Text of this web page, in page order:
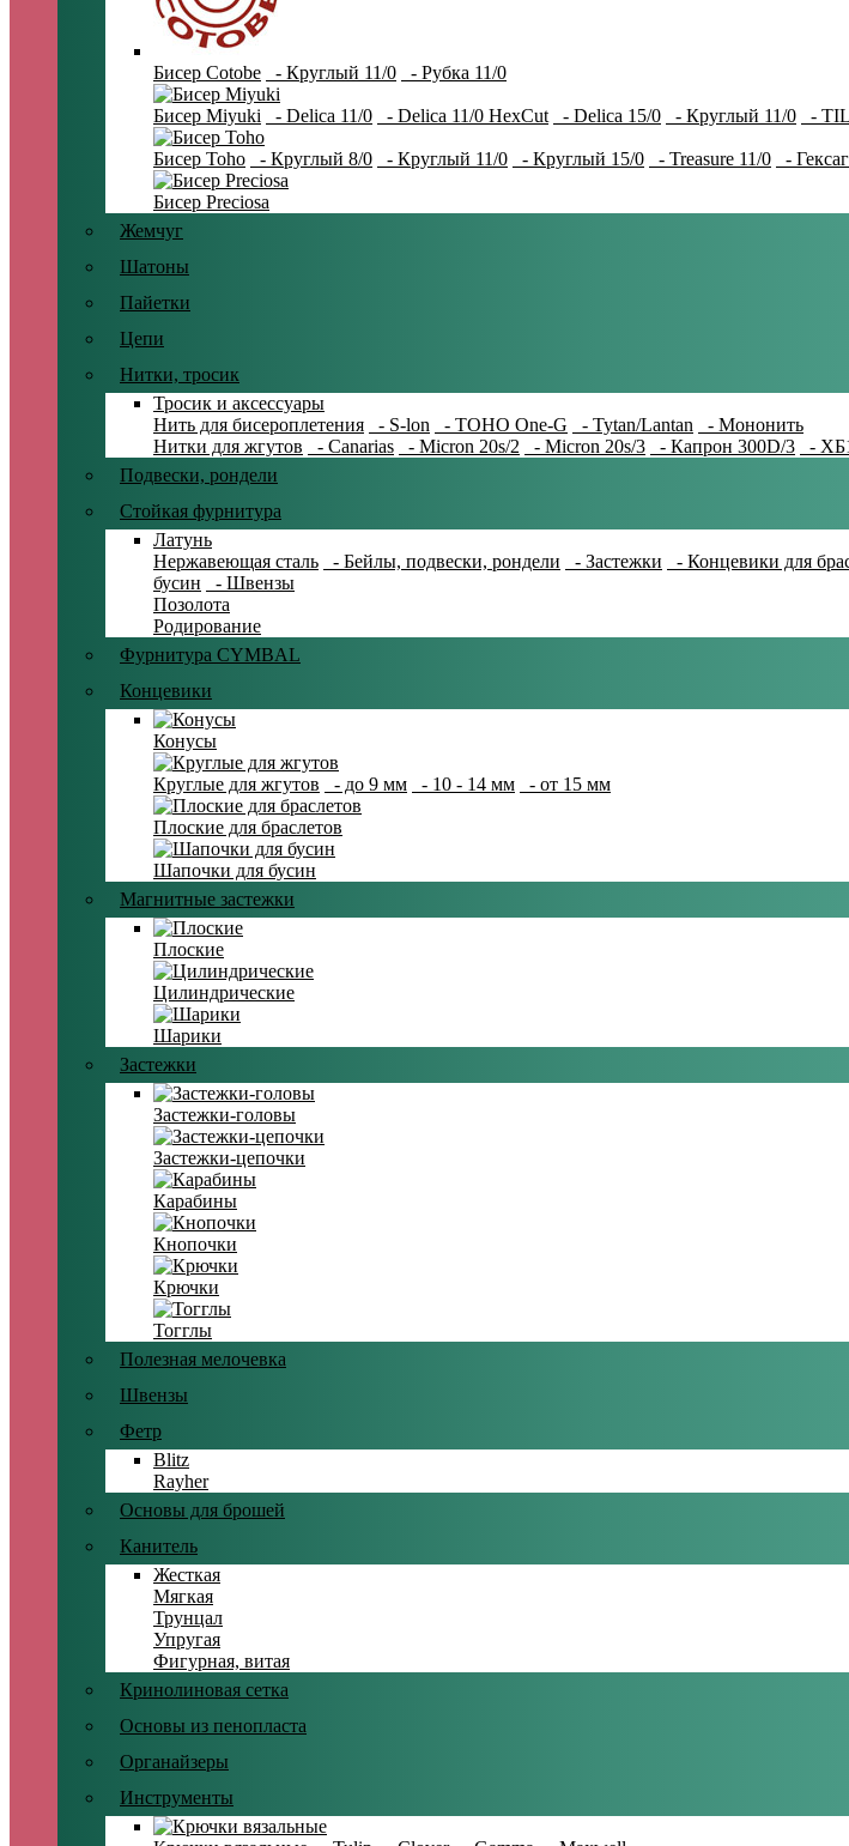
Бисер Cotobe - Круглый 11/0 - Рубка 11/0
Бисер Miyuki - Delica 11/0 - Delica 11/0 HexCut - Delica 15/0 - Круглый 11/0 -
Бисер Toho - Круглый 8/0 - Круглый 11/0 - Круглый 15/0 - Treasure 11/0 -
Бисер Preciosa
Жемчуг
Шатоны
Пайетки
Цепи
Нитки, тросик
Тросик и аксессуары
Нить для бисероплетения
- S-lon - TOHO One-G - Tytan/Lantan
- Мононить
Нитки для жгутов
- Canarias - Micron 20s/2 - Micron 20s/3 - Капрон 300D/3 -
Подвески, рондели
Стойкая фурнитура
Латунь
Нержавеющая сталь
- Бейлы, подвески, рондели - Застежки - Концевики для
бусин
- Швензы
Позолота
Родирование
Фурнитура CYMBAL
Концевики
Конусы
Круглые для жгутов - до 9 мм - 10 - 14 мм - от 15 мм
Плоские для браслетов
Шапочки для бусин
Магнитные застежки
Плоские
Цилиндрические
Шарики
Застежки
Застежки-головы
Застежки-цепочки
Карабины
Кнопочки
Крючки
Тогглы
Полезная мелочевка
Швензы
Фетр
Blitz
Rayher
Основы для брошей
Канитель
Жесткая
Мягкая
Трунцал
Упругая
Фигурная, витая
Кринолиновая сетка
Основы из пенопласта
Органайзеры
Инструменты